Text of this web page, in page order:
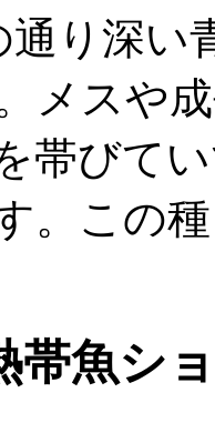
通り深い
メスや
帯びて
。この
帯魚シ